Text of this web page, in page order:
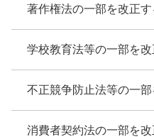
著作権法の一部を改正
学校教育法等の一部を
不正競争防止法等の一
消費者契約法の一部を